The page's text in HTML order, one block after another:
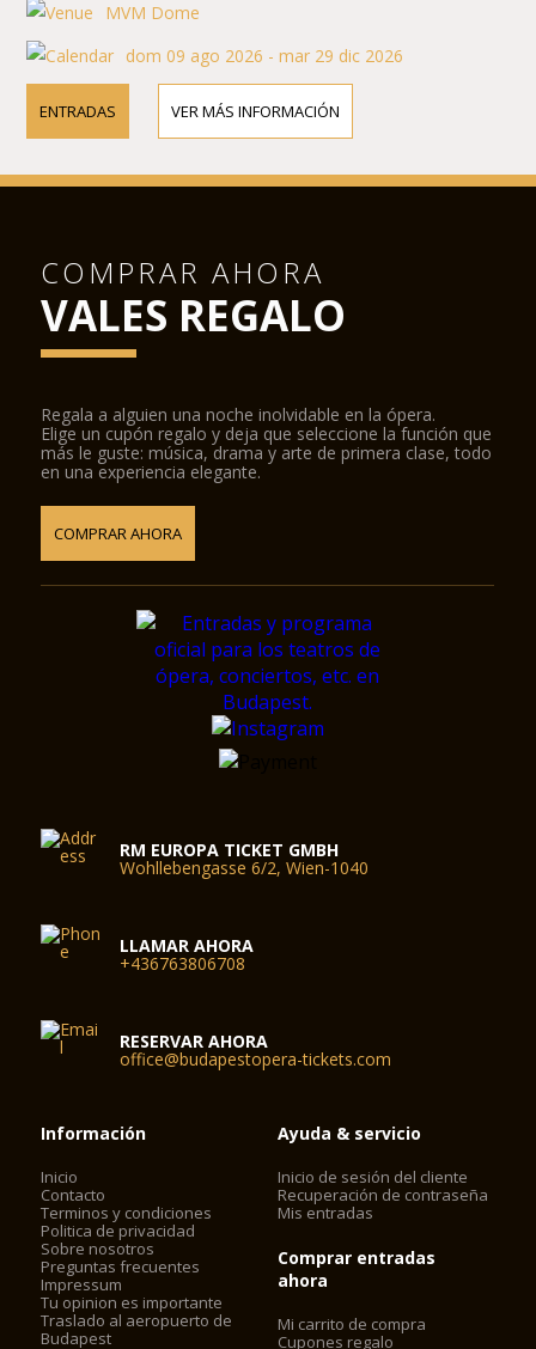
MVM Dome
dom 09 ago 2026 - mar 29 dic 2026
ENTRADAS VER MÁS INFORMACIÓN
COMPRAR AHORA
VALES REGALO
Regala a alguien una noche inolvidable en la ópera.
Elige un cupón regalo y deja que seleccione la función que
más le guste: música, drama y arte de primera clase, todo
en una experiencia elegante.
COMPRAR AHORA
RM EUROPA TICKET GMBH
Wohllebengasse 6/2, Wien-1040
LLAMAR AHORA
+436763806708
RESERVAR AHORA
office@budapestopera-tickets.com
Información
Inicio
Contacto
Terminos y condiciones
Politica de privacidad
Sobre nosotros
Preguntas frecuentes
Impressum
Tu opinion es importante
Traslado al aeropuerto de
Budapest
Ayuda & servicio
Inicio de sesión del cliente
Recuperación de contraseña
Mis entradas
Comprar entradas
ahora
Mi carrito de compra
Cupones regalo